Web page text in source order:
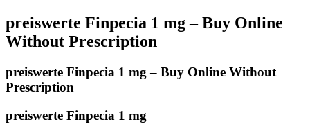
preiswerte Finpecia 1 mg – Buy Online
Without Prescription
preiswerte Finpecia 1 mg – Buy Online Without
Prescription
preiswerte Finpecia 1 mg